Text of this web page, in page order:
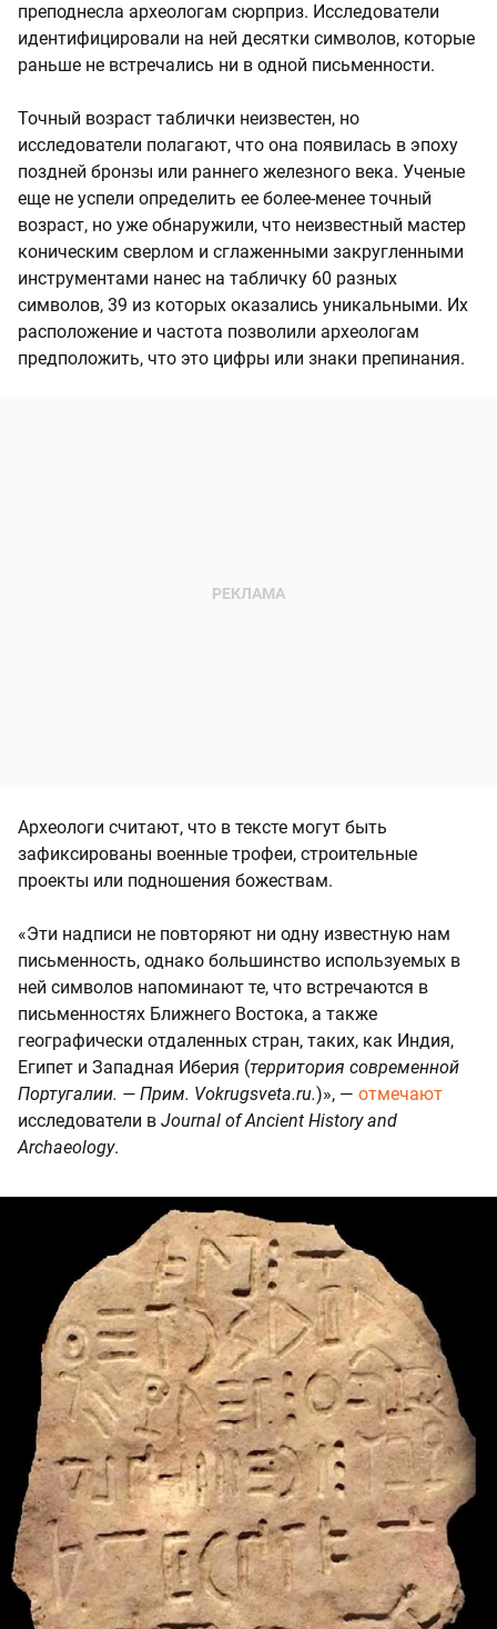
преподнесла археологам сюрприз. Исследователи
идентифицировали на ней десятки символов, которые
раньше не встречались ни в одной письменности.
Точный возраст таблички неизвестен, но
исследователи полагают, что она появилась в эпоху
поздней бронзы или раннего железного века. Ученые
еще не успели определить ее более-менее точный
возраст, но уже обнаружили, что неизвестный мастер
коническим сверлом и сглаженными закругленными
инструментами нанес на табличку 60 разных
символов, 39 из которых оказались уникальными. Их
расположение и частота позволили археологам
предположить, что это цифры или знаки препинания.
Археологи считают, что в тексте могут быть
зафиксированы военные трофеи, строительные
проекты или подношения божествам.
«Эти надписи не повторяют ни одну известную нам
письменность, однако большинство используемых в
ней символов напоминают те, что встречаются в
письменностях Ближнего Востока, а также
географически отдаленных стран, таких, как Индия,
Египет и Западная Иберия (территория современной
Португалии. — Прим. Vokrugsveta.ru.)», — отмечают
исследователи в Journal of Ancient History and
Archaeology.